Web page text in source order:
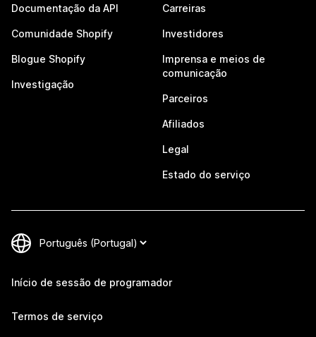
Documentação da API
Comunidade Shopify
Blogue Shopify
Investigação
Carreiras
Investidores
Imprensa e meios de
comunicação
Parceiros
Afiliados
Legal
Estado do serviço
Início de sessão de programador
Termos de serviço